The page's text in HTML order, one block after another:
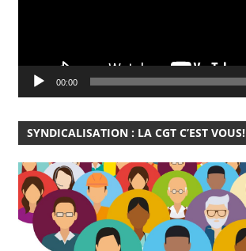
00:00
SYNDICALISATION : LA CGT C’EST VOUS!